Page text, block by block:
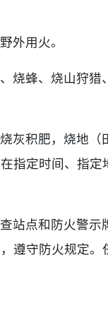
外用火。
烧蜂、烧山狩
灰积肥，烧地
指定时间、指
站点和防火警
守防火规定。